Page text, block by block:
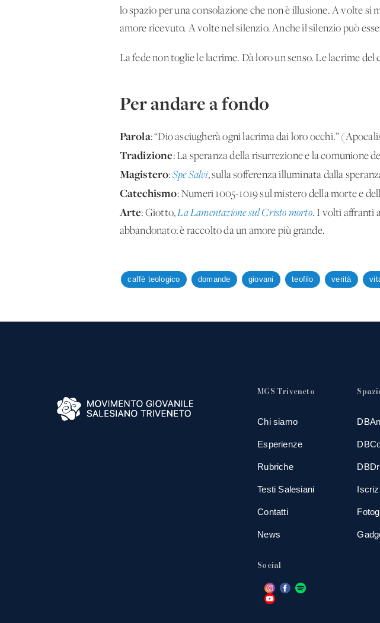
lo spazio per una consolazione che non è illusione. A volte si
amore ricevuto. A volte nel silenzio. Anche il silenzio può
La fede non toglie le lacrime. Dà loro un senso. Le lacrime
Per andare a fondo
Parola: “Dio asciugherà ogni lacrima dai loro occhi.”
Tradizione: La speranza della risurrezione e la comunione
Magistero: Spe Salvi, sulla sofferenza illuminata dalla
Catechismo: Numeri 1005-1019 sul mistero della morte e
Arte: Giotto,La Lamentazione sul Cristo morto. I volti affranti
abbandonato: è raccolto da un amore più grande.
caffè teologico domande giovani teofilo verità
MGS Triveneto
Chi siamo
Esperienze
Rubriche
Testi Salesiani
Contatti
News
Social